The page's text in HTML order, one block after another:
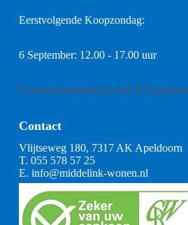
Eerstvolgende Koopzondag:
6 September: 12.00 - 17.00 uur
Geen Koopzondag in Juli & Augustus
Contact
Vlijtseweg 180, 7317 AK Apeldoorn
T. 055 578 57 25
E. info@middelink-wonen.nl